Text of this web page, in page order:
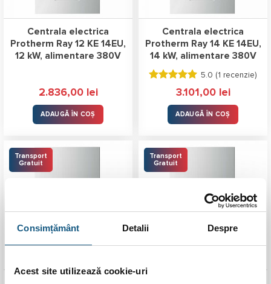
Consimțământ Detalii Despre
Acest site utilizează cookie-uri
Centrala electrica
Protherm Ray 12 KE 14EU,
12 kW, alimentare 380V
2.836,00 lei
ADAUGĂ ÎN COȘ
Centrala electrica
Protherm Ray 14 KE 14EU,
14 kW, alimentare 380V
Evaluat la
stele
din 5
5.0 (1 recenzie)
3.101,00 lei
ADAUGĂ ÎN COȘ
Transport
Gratuit
Transport
Gratuit